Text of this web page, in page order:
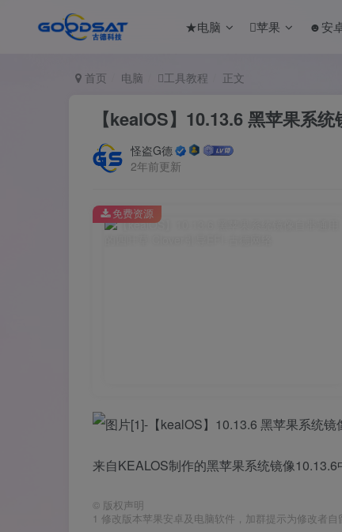
★电脑 苹果 ☻安
首页 电脑 工具教程 正文
【kealOS】10.13.6 黑苹果系
怪盗G德
2年前更新
免费资源
来自KEALOS制作的黑苹果系统镜像
© 版权声明
1 修改版本苹果安卓及电脑软件，加群提示为修改者自